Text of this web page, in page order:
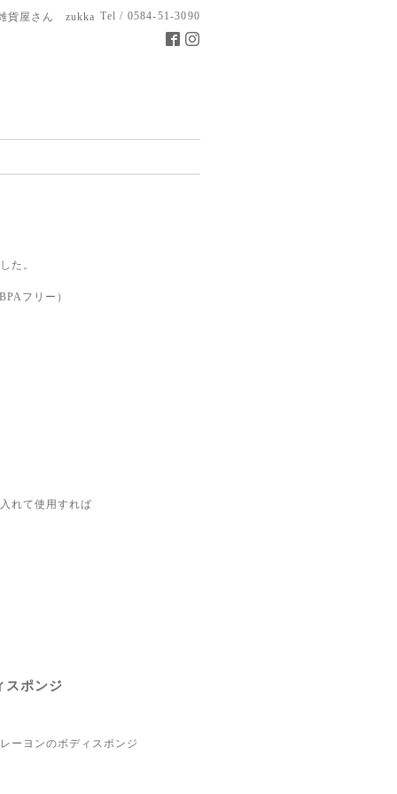
貨屋さん zukka Tel / 0584-51-3090
た。
フリー）
れて使用すれば
スポンジ
ーヨンのボディスポンジ